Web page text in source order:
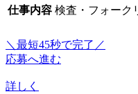
仕事内容 検査・フォーク
＼最短45秒で完了／
応募へ進む
詳しく